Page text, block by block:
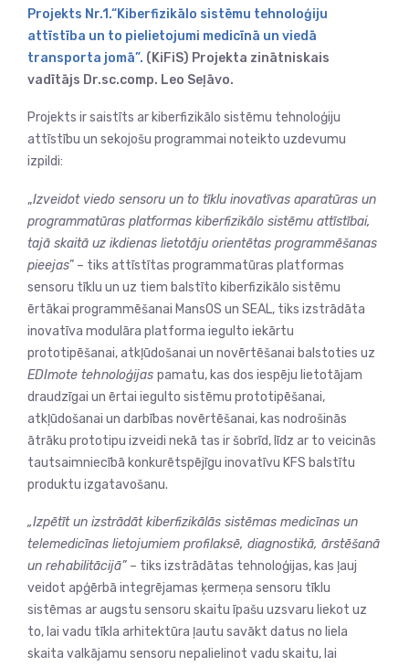
Projekts Nr.1.“Kiberfizikālo sistēmu tehnoloģiju
attīstība un to pielietojumi medicīnā un viedā
transporta jomā”. (KiFiS) Projekta zinātniskais
vadītājs Dr.sc.comp. Leo Seļāvo.
Projekts ir saistīts ar kiberfizikālo sistēmu tehnoloģiju
attīstību un sekojošu programmai noteikto uzdevumu
izpildi:
„Izveidot viedo sensoru un to tīklu inovatīvas aparatūras un
programmatūras platformas kiberfizikālo sistēmu attīstībai,
tajā skaitā uz ikdienas lietotāju orientētas programmēšanas
pieejas” – tiks attīstītas programmatūras platformas
sensoru tīklu un uz tiem balstīto kiberfizikālo sistēmu
ērtākai programmēšanai MansOS un SEAL, tiks izstrādāta
inovatīva modulāra platforma iegulto iekārtu
prototipēšanai, atkļūdošanai un novērtēšanai balstoties uz
EDImote tehnoloģijas pamatu, kas dos iespēju lietotājam
draudzīgai un ērtai iegulto sistēmu prototipēšanai,
atkļūdošanai un darbības novērtēšanai, kas nodrošinās
ātrāku prototipu izveidi nekā tas ir šobrīd, līdz ar to veicinās
tautsaimniecībā konkurētspējīgu inovatīvu KFS balstītu
produktu izgatavošanu.
„Izpētīt un izstrādāt kiberfizikālās sistēmas medicīnas un
telemedicīnas lietojumiem profilaksē, diagnostikā, ārstēšanā
un rehabilitācijā” – tiks izstrādātas tehnoloģijas, kas ļauj
veidot apģērbā integrējamas ķermeņa sensoru tīklu
sistēmas ar augstu sensoru skaitu īpašu uzsvaru liekot uz
to, lai vadu tīkla arhitektūra ļautu savākt datus no liela
skaita valkājamu sensoru nepalielinot vadu skaitu, lai